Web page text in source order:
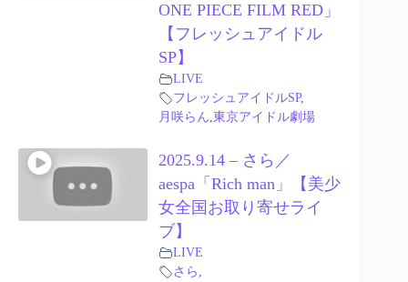
ONE PIECE FILM RED」
【フレッシュアイドル
SP】
LIVE
フレッシュアイドルSP,
月咲らん 東京アイドル劇場
2025.9.14 – さら／
aespa「Rich man」【美少
女全国お取り寄せライ
ブ】
LIVE
さら